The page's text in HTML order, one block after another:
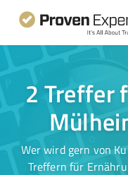
2 Treffer
Wer wird gern von
Treffern für